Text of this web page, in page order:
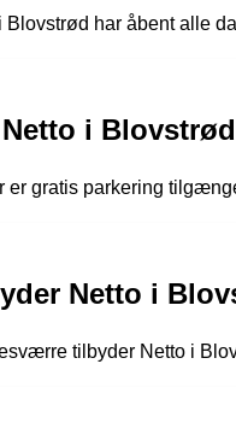
Blovstrød har åbent alle
Netto i
er gratis parkering
Netto i
tilbyder Netto i